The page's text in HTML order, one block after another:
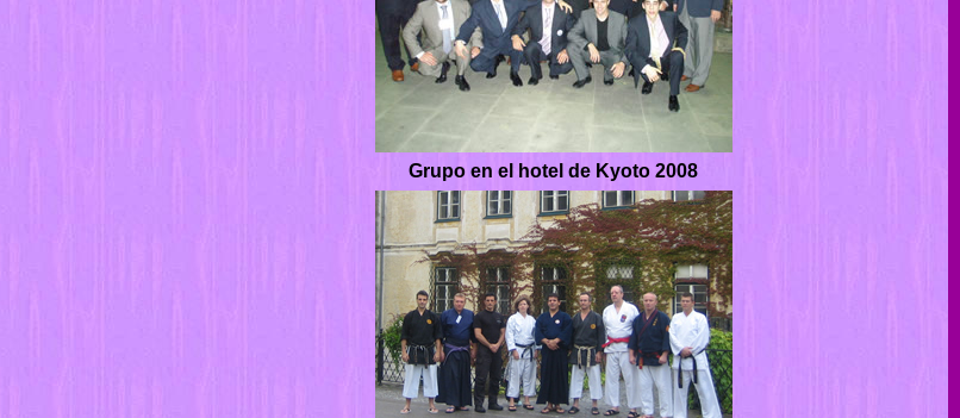
Grupo en el hotel de Kyoto 2008